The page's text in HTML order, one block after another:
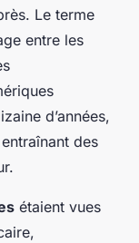
Le terme
entre les
d’années,
des
étaient vues